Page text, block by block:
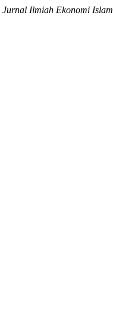
Jurnal Ilmiah Ekonomi Islam